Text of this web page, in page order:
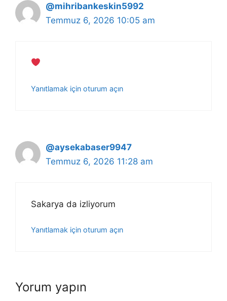
@mihribankeskin5992
Temmuz 6, 2026 10:05 am
Yanıtlamak için oturum açın
@aysekabaser9947
Temmuz 6, 2026 11:28 am
Sakarya da izliyorum
Yanıtlamak için oturum açın
Yorum yapın